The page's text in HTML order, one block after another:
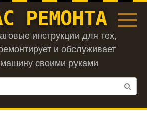
РЕМОНТА
инструкции для тех,
и обслуживает
машину своими руками